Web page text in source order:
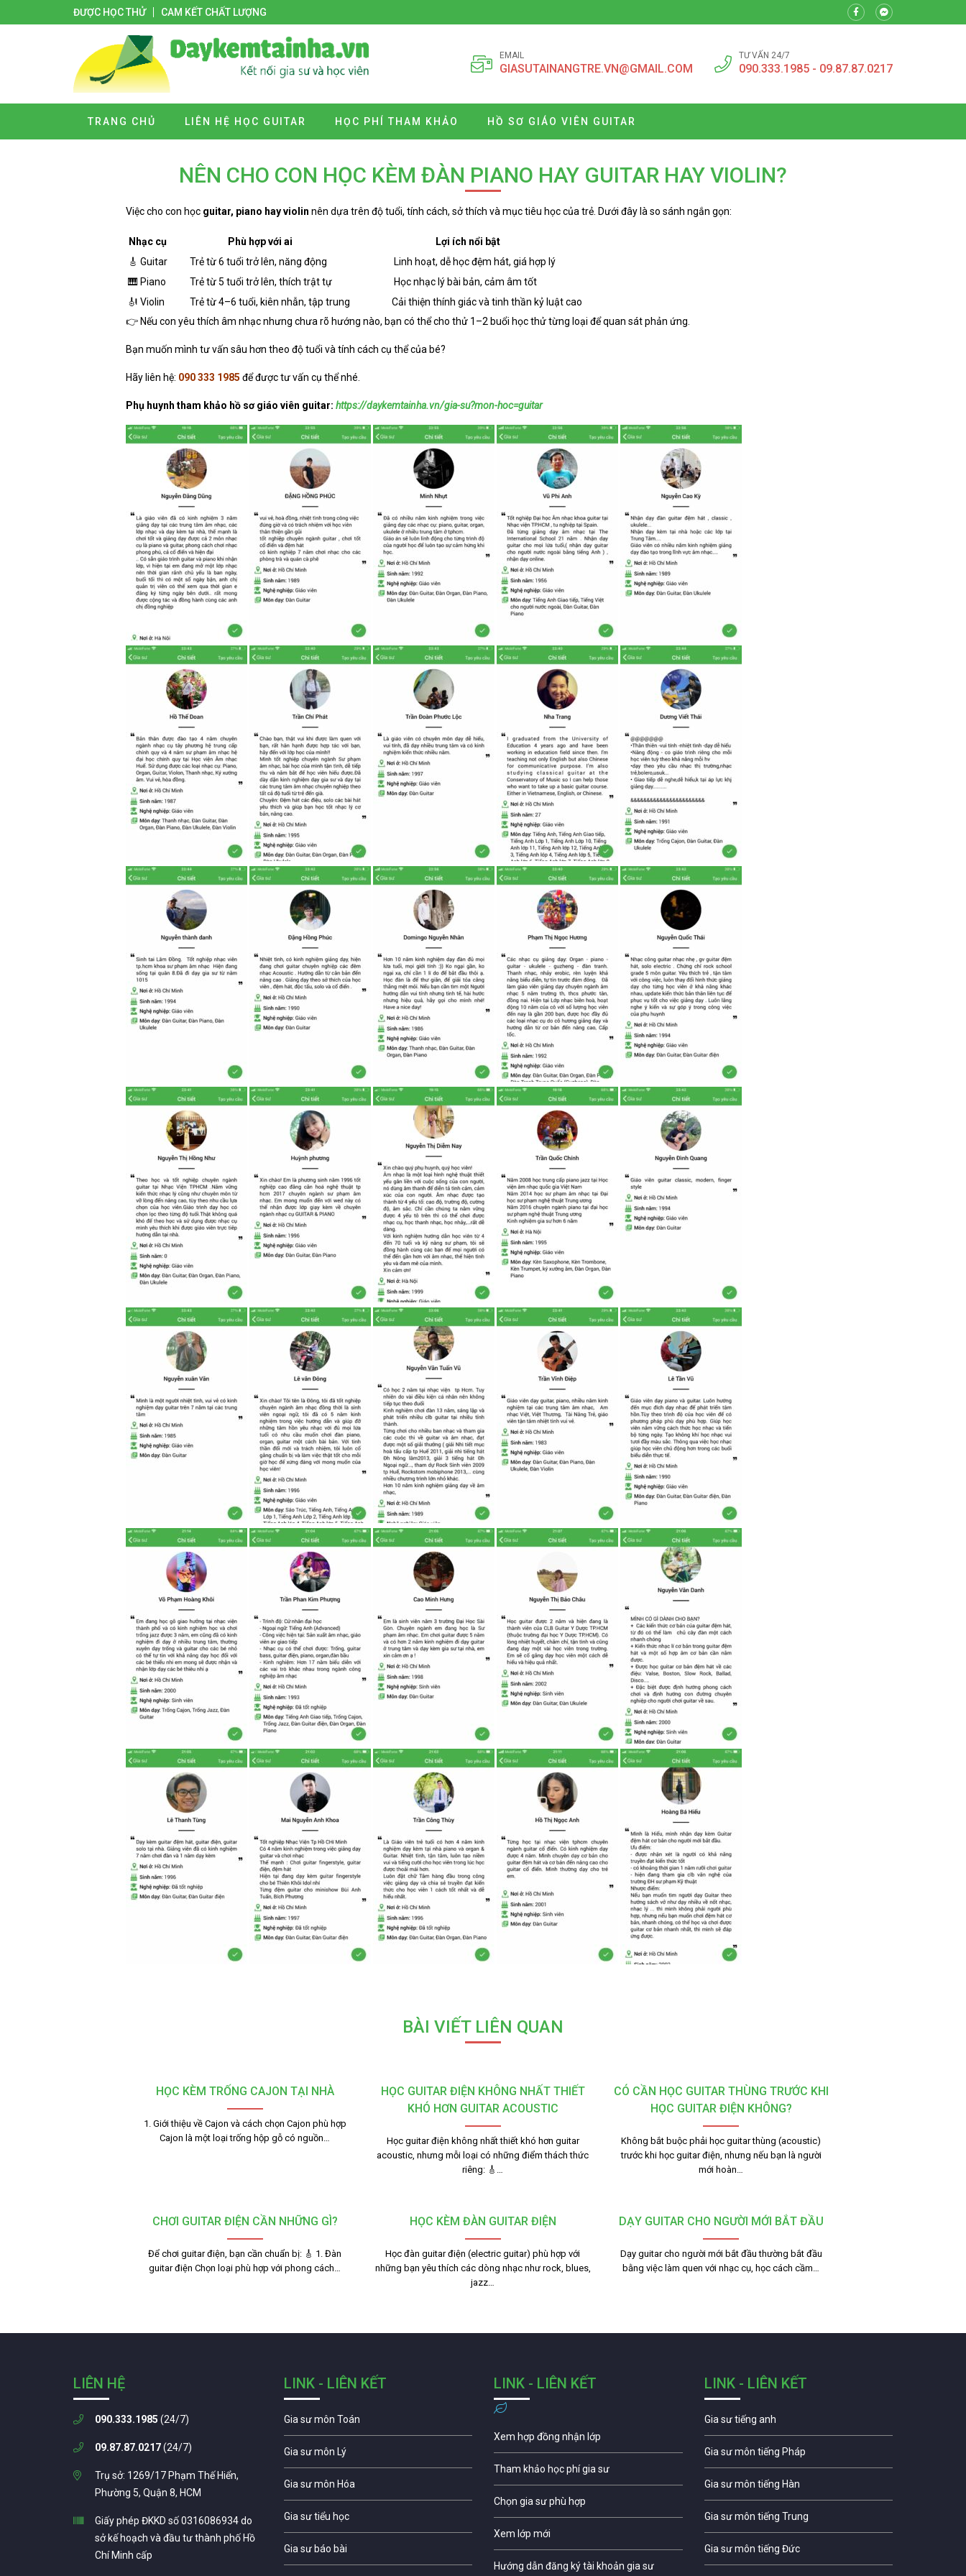
ĐƯỢC HỌC THỬ CAM KẾT CHẤT LƯỢNG
EMAIL
GIASUTAINANGTRE.VN@GMAIL.COM
TƯ VẤN 24/7
090.333.1985 - 09.87.87.0217
TRANG CHỦ LIÊN HỆ HỌC GUITAR HỌC PHÍ THAM KHẢO HỒ SƠ GIÁO VIÊN GUITAR
NÊN CHO CON HỌC KÈM ĐÀN PIANO HAY GUITAR HAY VIOLIN?
Việc cho con học guitar, piano hay violin nên dựa trên độ tuổi, tính cách, sở thích và mục tiêu học của trẻ. Dưới đây là so sánh ngắn gọn:
Nhạc cụ Phù hợp với ai
Lợi ích nổi bật
🎸 Guitar
Trẻ từ 6 tuổi trở lên, năng động
Linh hoạt, dễ học đệm hát, giá hợp lý
🎹 Piano
Trẻ từ 5 tuổi trở lên, thích trật tự
Học nhạc lý bài bản, cảm âm tốt
🎻 Violin
Trẻ từ 4–6 tuổi, kiên nhẫn, tập trung
Cải thiện thính giác và tinh thần kỷ luật cao
👉 Nếu con yêu thích âm nhạc nhưng chưa rõ hướng nào, bạn có thể cho thử 1–2 buổi học thử từng loại để quan sát phản ứng.
Bạn muốn mình tư vấn sâu hơn theo độ tuổi và tính cách cụ thể của bé?
Hãy liên hệ: 090 333 1985 để được tư vấn cụ thể nhé.
Phụ huynh tham khảo hồ sơ giáo viên guitar: https://daykemtainha.vn/gia-su?mon-hoc=guitar
BÀI VIẾT LIÊN QUAN
HỌC KÈM TRỐNG CAJON TẠI NHÀ
1. Giới thiệu về Cajon và cách chọn Cajon phù hợp
Cajon là một loại trống hộp gỗ có nguồn…
HỌC GUITAR ĐIỆN KHÔNG NHẤT THIẾT
KHÓ HƠN GUITAR ACOUSTIC
Học guitar điện không nhất thiết khó hơn guitar
acoustic, nhưng mỗi loại có những điểm thách thức
riêng: 🎸…
CÓ CẦN HỌC GUITAR THÙNG TRƯỚC KHI
HỌC GUITAR ĐIỆN KHÔNG?
Không bắt buộc phải học guitar thùng (acoustic)
trước khi học guitar điện, nhưng nếu bạn là người
mới hoàn…
CHƠI GUITAR ĐIỆN CẦN NHỮNG GÌ?
Để chơi guitar điện, bạn cần chuẩn bị: 🎸 1. Đàn
guitar điện Chọn loại phù hợp với phong cách…
HỌC KÈM ĐÀN GUITAR ĐIỆN
Học đàn guitar điện (electric guitar) phù hợp với
những bạn yêu thích các dòng nhạc như rock, blues,
jazz…
DẠY GUITAR CHO NGƯỜI MỚI BẮT ĐẦU
Dạy guitar cho người mới bắt đầu thường bắt đầu
bằng việc làm quen với nhạc cụ, học cách cầm…
LIÊN HỆ
090.333.1985 (24/7)
09.87.87.0217(24/7)
Trụ sở: 1269/17 Phạm Thế Hiển,
Phường 5, Quận 8, HCM
Giấy phép ĐKKD số 0316086934 do
sở kế hoạch và đầu tư thành phố Hồ
Chí Minh cấp
LINK - LIÊN KẾT
Gia sư môn Toán
Gia sư môn Lý
Gia sư môn Hóa
Gia sư tiểu học
Gia sư báo bài
LINK - LIÊN KẾT
Xem hợp đồng nhận lớp
Tham khảo học phí gia sư
Chọn gia sư phù hợp
Xem lớp mới
Hướng dẫn đăng ký tài khoản gia sư
LINK - LIÊN KẾT
Gia sư tiếng anh
Gia sư môn tiếng Pháp
Gia sư môn tiếng Hàn
Gia sư môn tiếng Trung
Gia sư môn tiếng Đức